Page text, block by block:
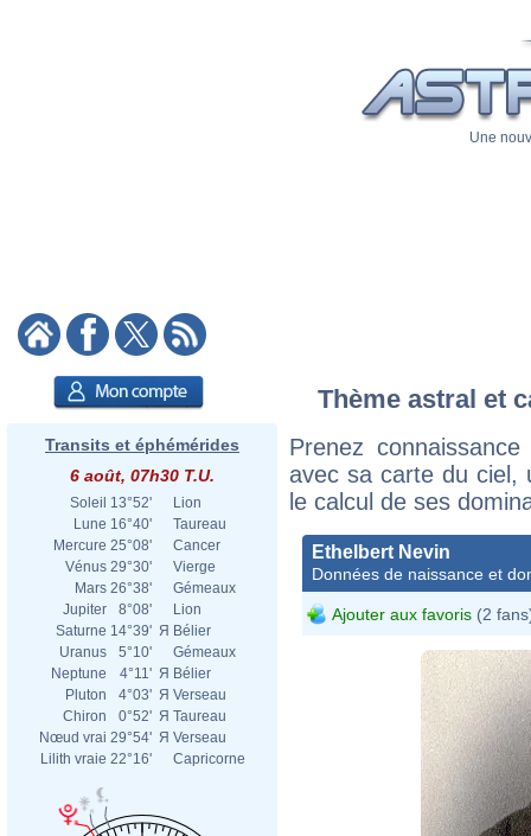
Une
Transits et éphémérides
6 août, 07h30 T.U.
Soleil 13°52'
Lion
Lune 16°40'
Taureau
Mercure 25°08'
Cancer
Vénus 29°30'
Vierge
Mars 26°38'
Gémeaux
Jupiter
8°08'
Lion
Saturne 14°39' Я Bélier
Uranus
5°10'
Gémeaux
Neptune
4°11' Я Bélier
Pluton
4°03' Я Verseau
Chiron
0°52' Я Taureau
Nœud vrai 29°54' Я Verseau
Lilith vraie 22°16' Capricorne
Thème astral et
Prenez
avec sa carte du ciel,
le calcul de ses
Ethelbert Nevin
Données de naissance et
Ajouter aux favoris (2